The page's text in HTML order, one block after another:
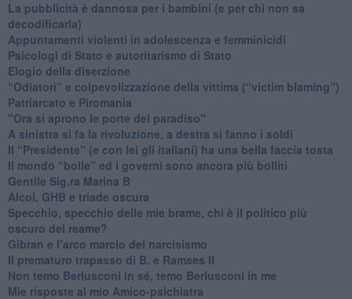
​La pubblicità è dannosa per i bambini (e per chi non sa
decodificarla)
​Appuntamenti violenti in adolescenza e femminicidi
​Psicologi di Stato e autoritarismo di Stato
Elogio della diserzione
“Odiatori” e colpevolizzazione della vittima (“victim blaming”)
​Patriarcato e Piromania
"Ora si aprono le porte del paradiso"
​A sinistra si fa la rivoluzione, a destra si fanno i soldi
​Il “Presidente” (e con lei gli italiani) ha una bella faccia tosta
​Il mondo “bolle” ed i governi sono ancora più bolliti
​Gentile Sig.ra Marina B
​Alcol, GHB e triade oscura
​Specchio, specchio delle mie brame, chi è il politico più
oscuro del reame?
​Gibran e l’arco marcio del narcisismo
​Il prematuro trapasso di B. e Ramses II
​Non temo Berlusconi in sé, temo Berlusconi in me
​Mie risposte al mio Amico-psichiatra